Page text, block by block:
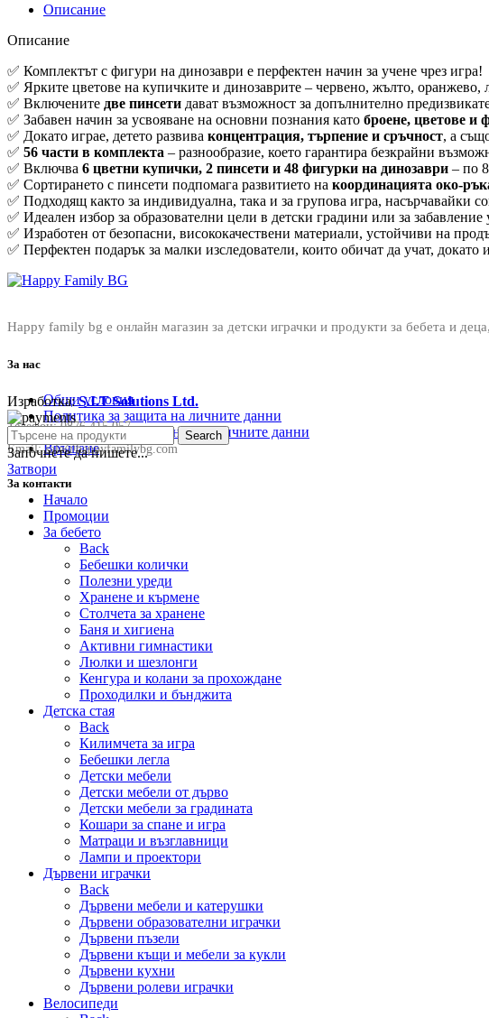
Описание
Описание
✅ Комплектът с фигури на динозаври е перфектен начин за учене чрез игра!
✅ Ярките цветове на купичките и динозаврите – червено, жълто,
✅ Включените две пинсети дават възможност за допълнително
✅ Забавен начин за усвояване на основни познания като броене, цветове и
✅ Докато играе, детето развива концентрация, търпение и сръчност, а
✅ 56 части в комплекта – разнообразие, което гарантира безкрайни
✅ Включва 6 цветни купички, 2 пинсети и 48 фигурки на динозаври – по
✅ Сортирането с пинсети подпомага развитието на координацията око-
✅ Подходящ както за индивидуална, така и за групова игра, насърчавайки
✅ Идеален избор за образователни цели в детски градини или за забавление
✅ Изработен от безопасни, висококачествени материали, устойчиви на
✅ Перфектен подарък за малки изследователи, които обичат да учат, докато
Happy family bg е онлайн магазин за детски играчки и продукти за бебета и
За нас
Общи условия
Политика за защита на личните данни
Политика за съхранение на личните данни
Връщане
За контакти
Телефон:0876 415 057
Email:sale@happyfamilybg.com
Изработка:S.I.T Solutions Ltd.
Search
Започнете да пишете...
Затвори
Начало
Промоции
За бебето
Back
Бебешки колички
Полезни уреди
Хранене и кърмене
Столчета за хранене
Баня и хигиена
Активни гимнастики
Люлки и шезлонги
Кенгура и колани за прохождане
Проходилки и бънджита
Детска стая
Back
Килимчета за игра
Бебешки легла
Детски мебели
Детски мебели от дърво
Детски мебели за градината
Кошари за спане и игра
Матраци и възглавници
Лампи и проектори
Дървени играчки
Back
Дървени мебели и катерушки
Дървени образователни играчки
Дървени пъзели
Дървени къщи и мебели за кукли
Дървени кухни
Дървени ролеви играчки
Велосипеди